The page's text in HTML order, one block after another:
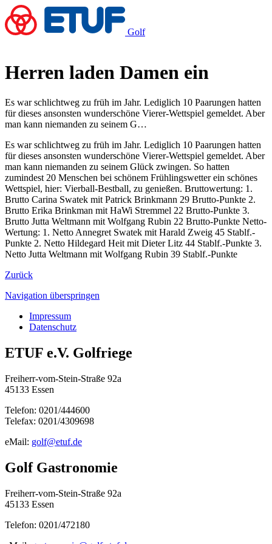
Golf
Herren laden Damen ein
Es war schlichtweg zu früh im Jahr. Lediglich 10 Paarungen hatten
für dieses ansonsten wunderschöne Vierer-Wettspiel gemeldet. Aber
man kann niemanden zu seinem G…
Es war schlichtweg zu früh im Jahr. Lediglich 10 Paarungen hatten
für dieses ansonsten wunderschöne Vierer-Wettspiel gemeldet. Aber
man kann niemanden zu seinem Glück zwingen. So hatten
zumindest 20 Menschen bei schönem Frühlingswetter ein schönes
Wettspiel, hier: Vierball-Bestball, zu genießen. Bruttowertung: 1.
Brutto Carina Swatek mit Patrick Brinkmann 29 Brutto-Punkte 2.
Brutto Erika Brinkman mit HaWi Stremmel 22 Brutto-Punkte 3.
Brutto Jutta Weltmann mit Wolfgang Rubin 22 Brutto-Punkte Netto-
Wertung: 1. Netto Annegret Swatek mit Harald Zweig 45 Stablf.-
Punkte 2. Netto Hildegard Heit mit Dieter Litz 44 Stablf.-Punkte 3.
Netto Jutta Weltmann mit Wolfgang Rubin 39 Stablf.-Punkte
Zurück
Navigation überspringen
Impressum
Datenschutz
ETUF e.V. Golfriege
Freiherr-vom-Stein-Straße 92a
45133 Essen
Telefon: 0201/444600
Telefax: 0201/4309698
eMail: golf@etuf.de
Golf Gastronomie
Freiherr-vom-Stein-Straße 92a
45133 Essen
Telefon: 0201/472180